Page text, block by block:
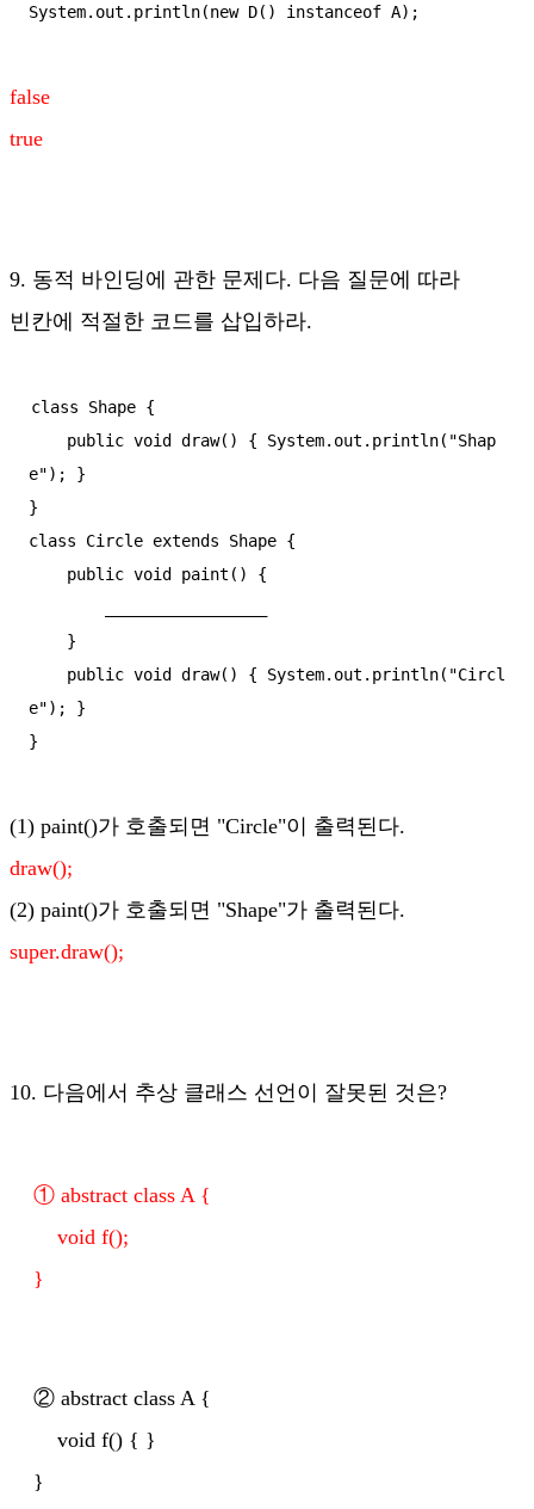
System.out.println(new D() instanceof A);
false
true
9. 동적 바인딩에 관한 문제다. 다음 질문에 따라
빈칸에 적절한 코드를 삽입하라.
class Shape {
e"); }
}
class Circle extends Shape {
e"); }
}
(1) paint()가 호출되면 "Circle"이 출력된다.
draw();
(2) paint()가 호출되면 "Shape"가 출력된다.
super.draw();
10. 다음에서 추상 클래스 선언이 잘못된 것은?
① abstract class A {
void f();
}
② abstract class A {
void f() { }
}